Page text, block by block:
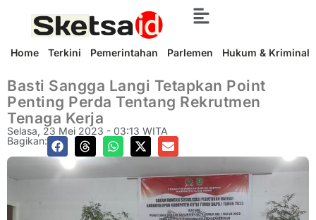
Home Terkini Pemerintahan Parlemen Hukum & Kriminal
Basti Sangga Langi Tetapkan Point
Penting Perda Tentang Rekrutmen
Tenaga Kerja
Selasa, 23 Mei 2023 - 03:13 WITA
Bagikan: